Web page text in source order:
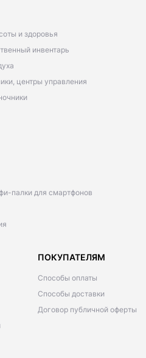
и здоровья
инвентарь
центры управления
палки для смартфонов
ПОКУПАТЕЛЯМ
Способы оплаты
Способы доставки
Договор публичной оферты